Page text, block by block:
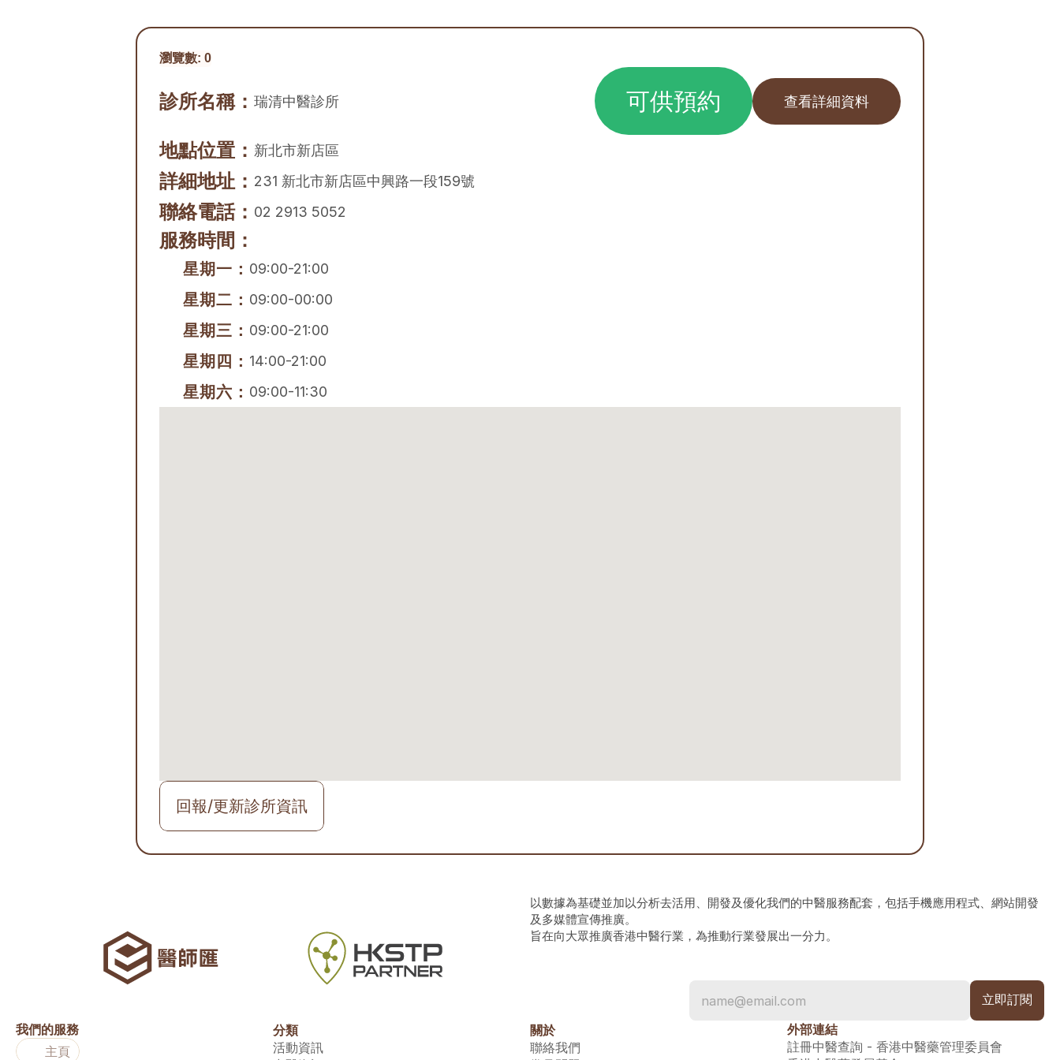
瀏覽數: 0
診所名稱： 瑞清中醫診所 可供預約 查看詳細資料
地點位置： 新北市新店區
詳細地址： 231 新北市新店區中興路一段159號
聯絡電話： 02 2913 5052
服務時間：
星期一： 09:00-21:00
星期二： 09:00-00:00
星期三： 09:00-21:00
星期四： 14:00-21:00
星期六： 09:00-11:30
回報/更新診所資訊
以數據為基礎並加以分析去活用、開發及優化我們的中醫服務配套，包括手機應用程式、網站開發
及多媒體宣傳推廣。
旨在向大眾推廣香港中醫行業，為推動行業發展出一分力。
我們的服務
主頁
分類
活動資訊
關於
聯絡我們
外部連結
註冊中醫查詢 - 香港中醫藥管理委員會